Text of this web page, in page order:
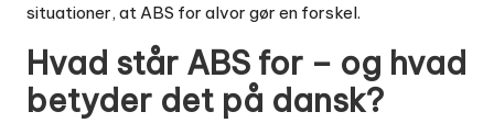
situationer, at ABS for alvor gør en forskel.
Hvad står ABS for – og hvad
betyder det på dansk?